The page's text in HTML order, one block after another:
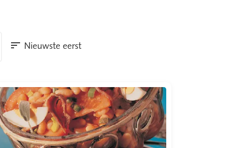
Uitdagend Smoothies
sort Nieuwste eerst